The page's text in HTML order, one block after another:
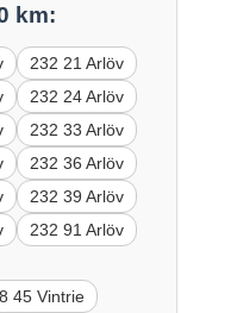
km:
232 21 Arlöv
232 24 Arlöv
232 33 Arlöv
232 36 Arlöv
232 39 Arlöv
232 91 Arlöv
45 Vintrie